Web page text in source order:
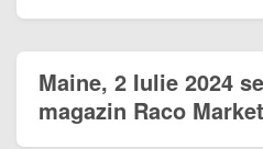
Maine, 2 Iulie 2024
magazin Raco